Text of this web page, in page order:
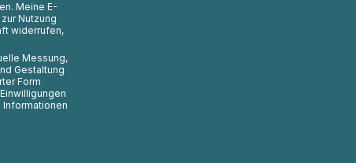
Meine E-
Nutzung
widerrufen,
Messung,
Gestaltung
Form